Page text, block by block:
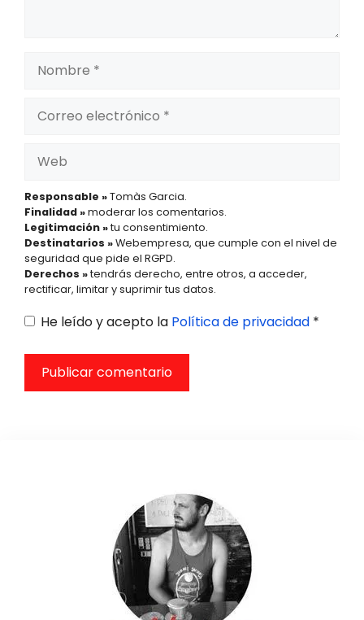
Nombre
electrónico
Responsable »Tomàs Garcia.
Finalidad »moderar los comentarios.
Legitimación »tu consentimiento.
Destinatarios »Webempresa, que cumple con el nivel de
seguridad que pide el RGPD.
Derechos »tendrás derecho, entre otros, a acceder,
rectificar, limitar y suprimir tus datos.
He leído y acepto la Política de privacidad *